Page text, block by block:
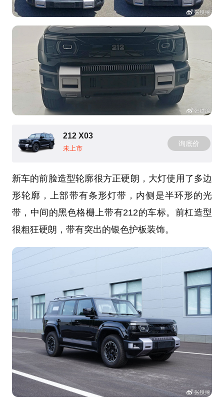
212 X03
未上市
询底价
新车的前脸造型轮廓很方正硬朗，大灯使用了多边
形轮廓，上部带有条形灯带，内侧是半环形的光
带，中间的黑色格栅上带有212的车标。前杠造型
很粗狂硬朗，带有突出的银色护板装饰。